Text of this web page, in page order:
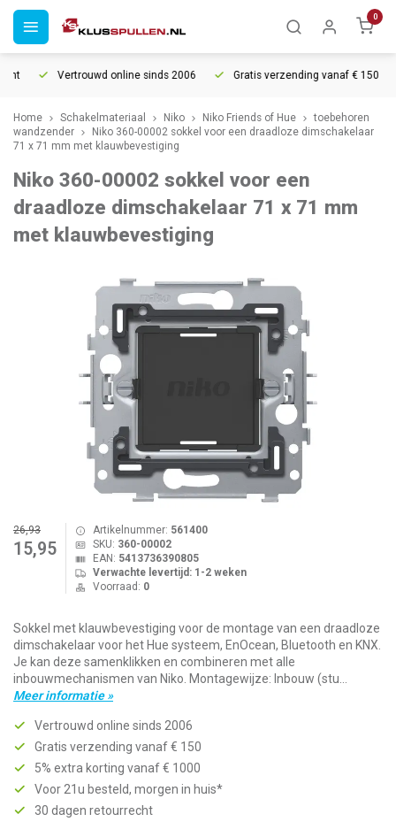
0
Vertrouwd online sinds 2006 Gratis verzending vanaf € 150
Home Schakelmateriaal Niko Niko Friends of Hue
toebehoren
wandzender
Niko 360-00002 sokkel voor een draadloze dimschakelaar
71 x 71 mm met klauwbevestiging
Niko 360-00002 sokkel voor een
draadloze dimschakelaar 71 x 71 mm
met klauwbevestiging
26,93
15,95
Artikelnummer: 561400
SKU: 360-00002
EAN: 5413736390805
Verwachte levertijd: 1-2 weken
Voorraad: 0
Sokkel met klauwbevestiging voor de montage van een draadloze
dimschakelaar voor het Hue systeem, EnOcean, Bluetooth en KNX.
Je kan deze samenklikken en combineren met alle
inbouwmechanismen van Niko. Montagewijze: Inbouw (stu...
Meer informatie »
Vertrouwd online sinds 2006
Gratis verzending vanaf € 150
5% extra korting vanaf € 1000
Voor 21u besteld, morgen in huis*
30 dagen retourrecht